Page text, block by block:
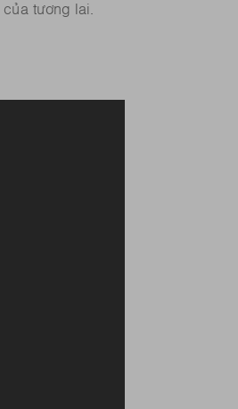
tương lai.